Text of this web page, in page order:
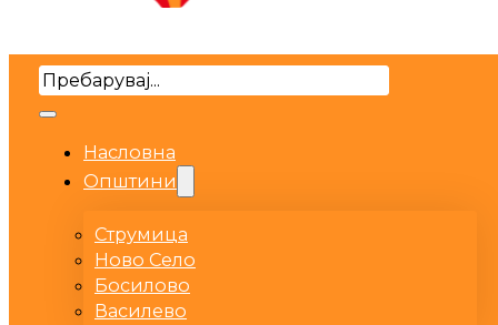
Search
Насловна
Општини
Струмица
Ново Село
Босилово
Василево